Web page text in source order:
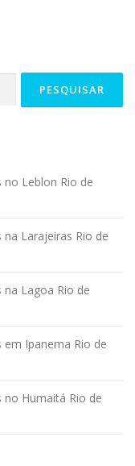
Leblon Rio de
Larajeiras Rio de
Lagoa Rio de
Ipanema Rio de
Humaitá Rio de